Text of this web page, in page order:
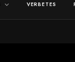
VERBETES